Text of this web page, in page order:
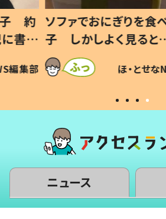
歳息
？」
編集部
小1から不登校、息子
ッド」だった 父が“
作り続ける理由とは #
#令和の子
SNSで話題 ほ・とせ
ニュース